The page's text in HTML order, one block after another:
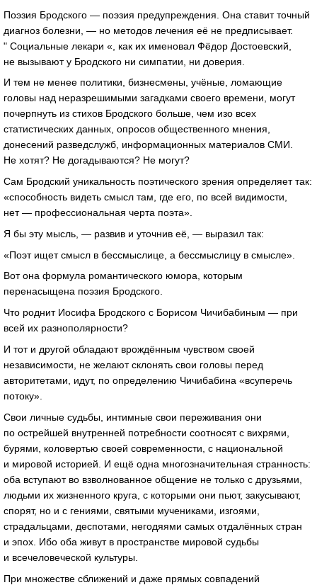
Поэзия Бродского — поэзия предупреждения. Она ставит точный
диагноз болезни, — но методов лечения её не предписывает.
" Социальные лекари «, как их именовал Фёдор Достоевский,
не вызывают у Бродского ни симпатии, ни доверия.
И тем не менее политики, бизнесмены, учёные, ломающие
головы над неразрешимыми загадками своего времени, могут
почерпнуть из стихов Бродского больше, чем изо всех
статистических данных, опросов общественного мнения,
донесений разведслужб, информационных материалов СМИ.
Не хотят? Не догадываются? Не могут?
Сам Бродский уникальность поэтического зрения определяет так:
«способность видеть смысл там, где его, по всей видимости,
нет — профессиональная черта поэта».
Я бы эту мысль, — развив и уточнив её, — выразил так:
«Поэт ищет смысл в бессмыслице, а бессмыслицу в смысле».
Вот она формула романтического юмора, которым
перенасыщена поэзия Бродского.
Что роднит Иосифа Бродского с Борисом Чичибабиным — при
всей их разнополярности?
И тот и другой обладают врождённым чувством своей
независимости, не желают склонять свои головы перед
авторитетами, идут, по определению Чичибабина «всуперечь
потоку».
Свои личные судьбы, интимные свои переживания они
по острейшей внутренней потребности соотносят с вихрями,
бурями, коловертью своей современности, с национальной
и мировой историей. И ещё одна многозначительная странность:
оба вступают во взволнованное общение не только с друзьями,
людьми их жизненного круга, с которыми они пьют, закусывают,
спорят, но и с гениями, святыми мучениками, изгоями,
страдальцами, деспотами, негодяями самых отдалённых стран
и эпох. Ибо оба живут в пространстве мировой судьбы
и всечеловеческой культуры.
При множестве сближений и даже прямых совпадений